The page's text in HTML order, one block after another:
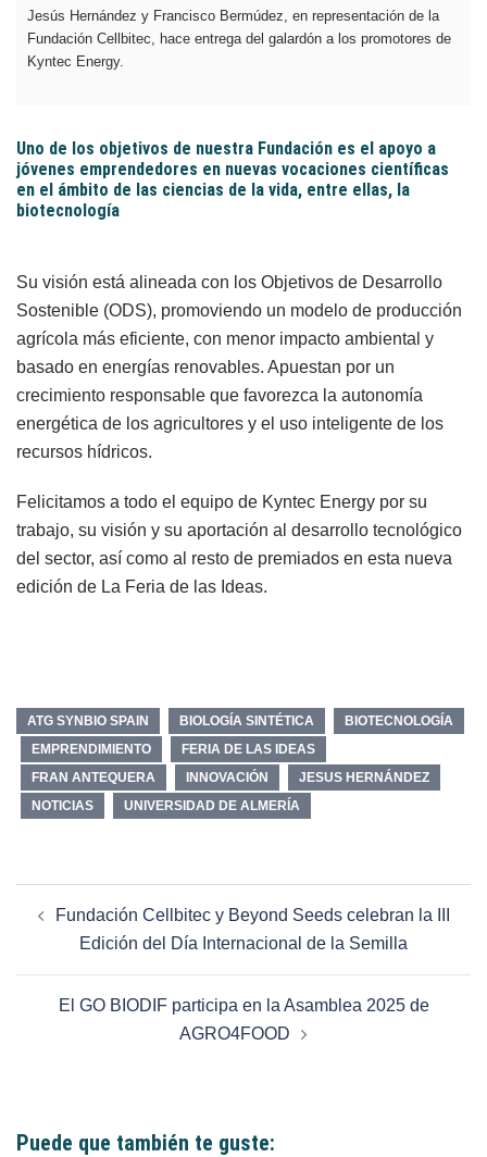
Jesús Hernández y Francisco Bermúdez, en representación de la
Fundación Cellbitec, hace entrega del galardón a los promotores de
Kyntec Energy.
Uno de los objetivos de nuestra Fundación es el apoyo a
jóvenes emprendedores en nuevas vocaciones científicas
en el ámbito de las ciencias de la vida, entre ellas, la
biotecnología
Su visión está alineada con los Objetivos de Desarrollo
Sostenible (ODS), promoviendo un modelo de producción
agrícola más eficiente, con menor impacto ambiental y
basado en energías renovables. Apuestan por un
crecimiento responsable que favorezca la autonomía
energética de los agricultores y el uso inteligente de los
recursos hídricos.
Felicitamos a todo el equipo de Kyntec Energy por su
trabajo, su visión y su aportación al desarrollo tecnológico
del sector, así como al resto de premiados en esta nueva
edición de La Feria de las Ideas.
ATG SYNBIO SPAIN BIOLOGÍA SINTÉTICA
BIOTECNOLOGÍA
EMPRENDIMIENTO
FERIA DE LAS IDEAS
FRAN ANTEQUERA
INNOVACIÓN
JESUS HERNÁNDEZ
NOTICIAS
UNIVERSIDAD DE ALMERÍA
Fundación Cellbitec y Beyond Seeds celebran la III
Edición del Día Internacional de la Semilla
El GO BIODIF participa en la Asamblea 2025 de
AGRO4FOOD
Puede que también te guste: